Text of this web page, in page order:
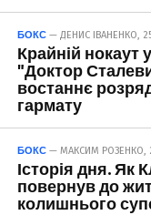
БОКС — ДЕНИС ІВАНЕНКО,
Крайній нокаут
"Доктор
востаннє
гармату
БОКС — МАКСИМ РОЗЕНКО,
Історія дня. Як
повернув до
колишнього